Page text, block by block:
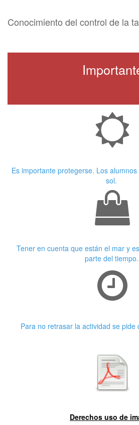
Conocimiento del control de la
Es importante protegerse. Los
sol.
Tener en cuenta que están el mar y
parte del tiempo.
Para no retrasar la actividad se pide
Derechos uso de